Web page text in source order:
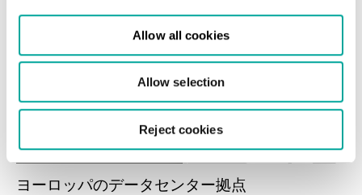
Allow all cookies
Allow selection
Reject cookies
ヨーロッパのデータセンター拠点